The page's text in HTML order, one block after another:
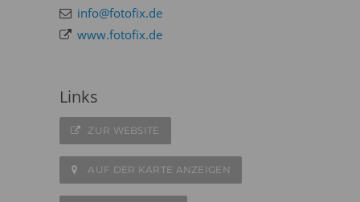
info@fotofix.de
www.fotofix.de
Links
ZUR WEBSITE
AUF DER KARTE ANZEIGEN